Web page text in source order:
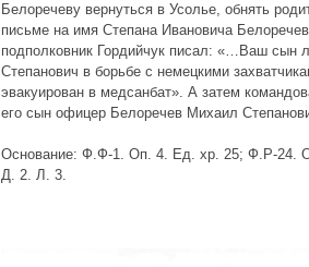
Белоречеву вернуться в Усолье, обнять
письме на имя Степана Ивановича
подполковник Гордийчук писал: «…Ваш сын
Степанович в борьбе с немецкими
эвакуирован в медсанбат». А затем
его сын офицер Белоречев Михаил
Основание: Ф.Ф-1. Оп. 4. Ед. хр. 25; Ф.Р-24.
Д. 2. Л. 3.